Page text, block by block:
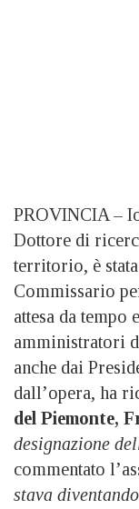
PROVINCIA –
Dottore di
territorio, è
Commissario
attesa da tempo
amministratori
anche dai
dall’opera, ha
del Piemonte,
designazione
commentato
stava